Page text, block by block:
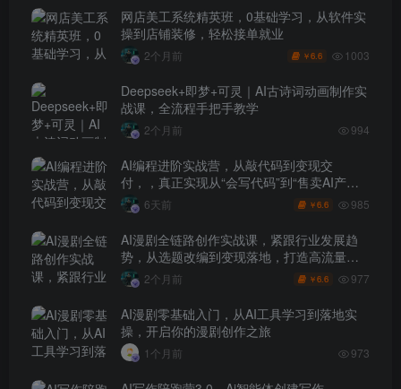
网店美工系统精英班，0基础学习，从软件实
操到店铺装修，轻松接单就业
2个月前 ￥6.6 1003
Deepseek+即梦+可灵｜AI古诗词动画制作实
战课，全流程手把手教学
2个月前 994
AI编程进阶实战营，从敲代码到变现交
付，，真正实现从“会写代码”到“售卖AI产品
盈利”的跨越
6天前 ￥6.6 985
AI漫剧全链路创作实战课，紧跟行业发展趋
势，从选题改编到变现落地，打造高流量优
质作品2个月前 ￥6.6 977
AI漫剧零基础入门，从AI工具学习到落地实
操，开启你的漫剧创作之旅
1个月前 973